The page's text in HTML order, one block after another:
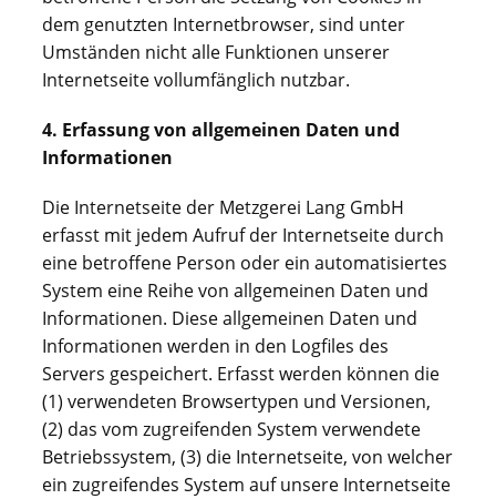
dem genutzten Internetbrowser, sind unter
Umständen nicht alle Funktionen unserer
Internetseite vollumfänglich nutzbar.
4. Erfassung von allgemeinen Daten und
Informationen
Die Internetseite der Metzgerei Lang GmbH
erfasst mit jedem Aufruf der Internetseite durch
eine betroffene Person oder ein automatisiertes
System eine Reihe von allgemeinen Daten und
Informationen. Diese allgemeinen Daten und
Informationen werden in den Logfiles des
Servers gespeichert. Erfasst werden können die
(1) verwendeten Browsertypen und Versionen,
(2) das vom zugreifenden System verwendete
Betriebssystem, (3) die Internetseite, von welcher
ein zugreifendes System auf unsere Internetseite